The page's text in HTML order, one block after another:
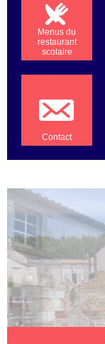
Menus du
restaurant
scolaire
Contact